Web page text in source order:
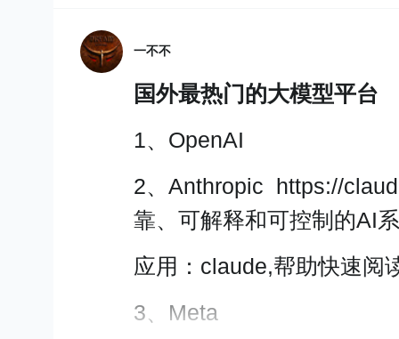
商业信息查询
生成思维导图
各个平台的优势推荐
3.5版本免费，4.0版本
推荐使用：
1、文心一言
2、Prompt模板
一不不
国外最热门的大模型平台
1、OpenAI
2、Anthropic https://
靠、可解释和可控制的AI
应用：claude,帮助快速阅
3、Meta